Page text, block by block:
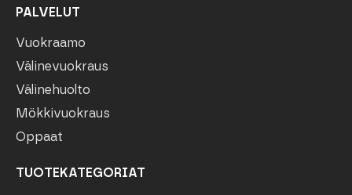
PALVELUT
Vuokraamo
Välinevuokraus
Välinehuolto
Mökkivuokraus
Oppaat
TUOTEKATEGORIAT